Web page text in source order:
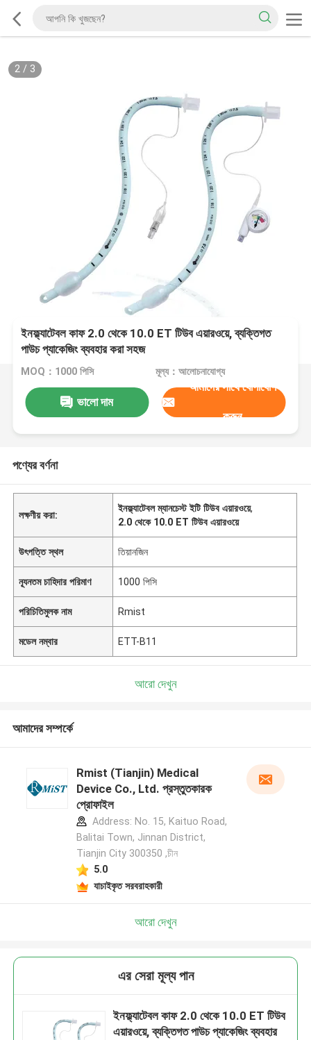
2/ 3
ইনফ্ল্যাটেবল কাফ 2.0 থেকে 10.0 ET টিউব এয়ারওয়ে, ব্যক্তিগত
পাউচ প্যাকেজিং ব্যবহার করা সহজ
MOQ：1000 পিসি মূল্য：আলোচনাযোগ্য
ভালো দাম
আমাদের সাথে যোগাযোগ
করুন
পণ্যের বর্ণনা
লক্ষণীয় করা:
ইনফ্ল্যাটেবল ম্যানচেস্ট ইটি টিউব এয়ারওয়ে,
2.0 থেকে 10.0 ET টিউব এয়ারওয়ে
উৎপত্তি স্থল তিয়ানজিন
ন্যূনতম চাহিদার পরিমাণ 1000 পিসি
পরিচিতিমুলক নাম Rmist
মডেল নম্বার ETT-B11
আরো দেখুন
আমাদের সম্পর্কে
Rmist (Tianjin) Medical
Device Co., Ltd. প্রস্তুতকারক
প্রোফাইল
Address: No. 15, Kaituo Road,
Balitai Town, Jinnan District,
Tianjin City 300350 ,চীন
5.0
যাচাইকৃত সরবরাহকারী
আরো দেখুন
এর সেরা মূল্য পান
ইনফ্ল্যাটেবল কাফ 2.0 থেকে 10.0 ET টিউব
এয়ারওয়ে, ব্যক্তিগত পাউচ প্যাকেজিং ব্যবহার